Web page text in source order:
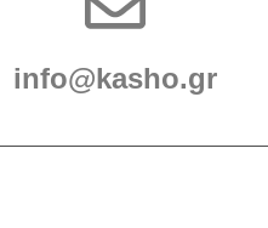
info@kasho.gr